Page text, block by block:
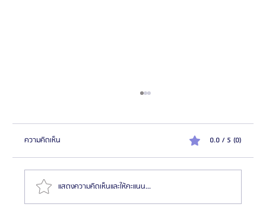
ความคิดเห็น 0.0 / 5 (0)
แสดงความคิดเห็นและให้คะแนน...